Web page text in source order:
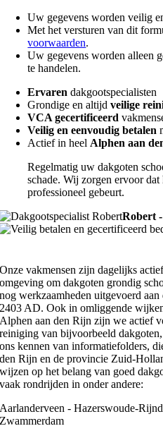
Uw gegevens worden veilig
Met het versturen van dit
voorwaarden.
Uw gegevens worden alleen
te handelen.
Ervaren dakgootspecialisten
Grondige en altijdveilige
VCA gecertificeerd
Veilig en eenvoudig betalen
Actief in heel Alphen aan
Regelmatig uw dakgoten
schade. Wij zorgen ervoor
professioneel gebeurt.
Robert
Onze vakmensen zijn dagelijks
omgeving om dakgoten grondig
nog werkzaamheden uitgevoerd
2403 AD. Ook in omliggende
Alphen aan den Rijn zijn we actief
reiniging van bijvoorbeeld
ons kennen van informatiefolders,
den Rijn en de provincie Zuid-
wijzen op het belang van goed
vaak rondrijden in onder andere:
Aarlanderveen - Hazerswoude-
Zwammerdam